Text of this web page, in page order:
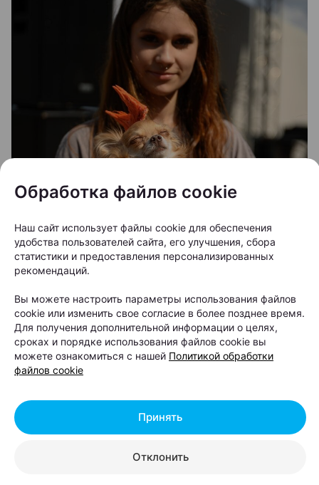
Что будет в программе?
Обработка файлов cookie
Наш сайт использует файлы cookie для обеспечения
удобства пользователей сайта, его улучшения, сбора
статистики и предоставления персонализированных
рекомендаций.
Вы можете настроить параметры использования файлов
cookie или изменить свое согласие в более позднее время.
Для получения дополнительной информации о целях,
сроках и порядке использования файлов cookie вы
можете ознакомиться с нашей Политикой обработки
файлов cookie
Отклонить
Принять